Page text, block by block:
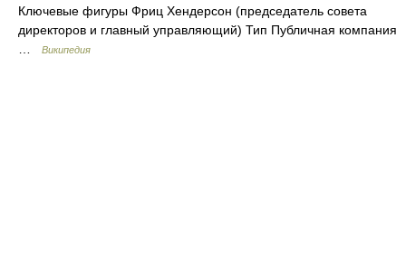
Ключевые фигуры Фриц Хендерсон (председатель совета
директоров и главный управляющий) Тип Публичная компания
Википедия